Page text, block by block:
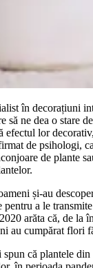
în decorațiuni
să ne dea o stare
efectul lor
de psihologi,
de plante
și-au
pentru a le
arăta că, de la
au cumpărat flori
că plantele din